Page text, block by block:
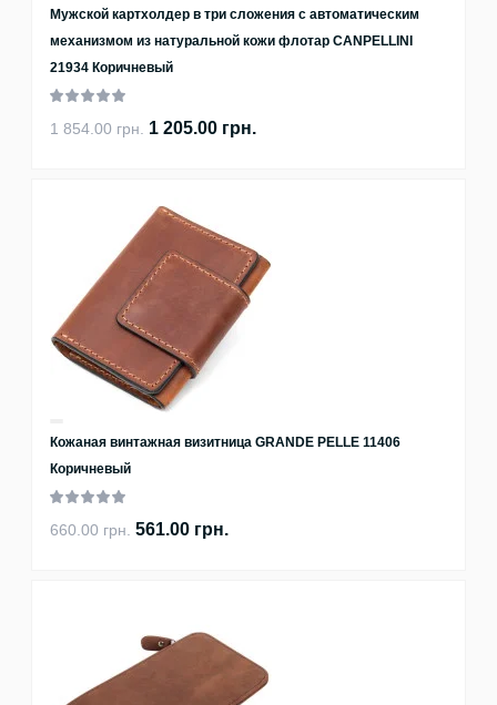
Мужской картхолдер в три сложения с автоматическим
механизмом из натуральной кожи флотар CANPELLINI
21934 Коричневый
1 854.00 грн. 1 205.00 грн.
Кожаная винтажная визитница GRANDE PELLE 11406
Коричневый
660.00 грн. 561.00 грн.